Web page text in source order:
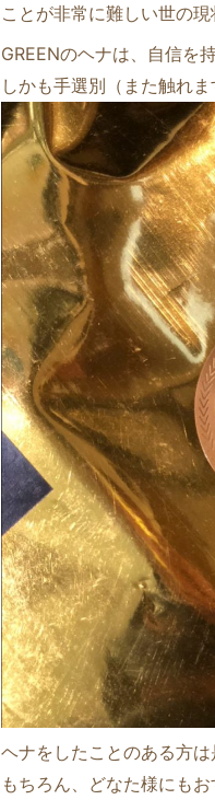
ことが非常に難しい世の現
GREENのヘナは、自信を
しかも手選別（また触れま
ヘナをしたことのある方は
もちろん、どなた様にもお